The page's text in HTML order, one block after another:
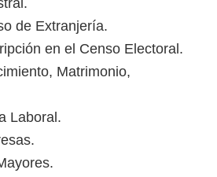
de Extranjería.
en el Censo Electoral.
Matrimonio,
Laboral.